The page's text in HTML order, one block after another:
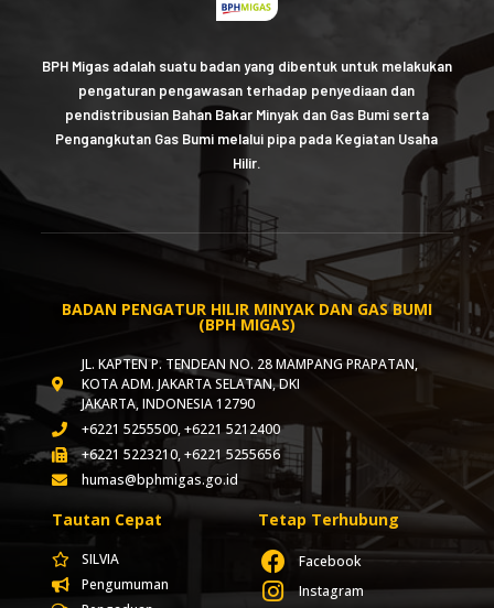
BPH Migas adalah suatu badan yang dibentuk untuk melakukan
pengaturan pengawasan terhadap penyediaan dan
pendistribusian Bahan Bakar Minyak dan Gas Bumi serta
Pengangkutan Gas Bumi melalui pipa pada Kegiatan Usaha
Hilir.
BADAN PENGATUR HILIR MINYAK DAN GAS BUMI
(BPH MIGAS)
JL. KAPTEN P. TENDEAN NO. 28 MAMPANG PRAPATAN,
KOTA ADM. JAKARTA SELATAN, DKI
JAKARTA, INDONESIA 12790
+6221 5255500, +6221 5212400
+6221 5223210, +6221 5255656
humas@bphmigas.go.id
Tautan Cepat
SILVIA
Pengumuman
Tetap Terhubung
Facebook
Instagram